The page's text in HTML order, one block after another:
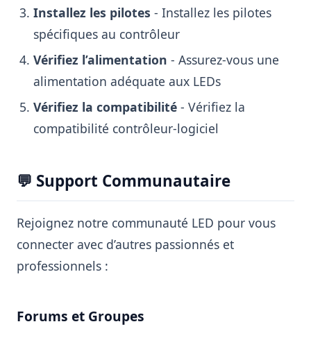
Installez les pilotes - Installez les pilotes
spécifiques au contrôleur
Vérifiez l’alimentation - Assurez-vous une
alimentation adéquate aux LEDs
Vérifiez la compatibilité - Vérifiez la
compatibilité contrôleur-logiciel
💬 Support Communautaire
Rejoignez notre communauté LED pour vous
connecter avec d’autres passionnés et
professionnels :
Forums et Groupes